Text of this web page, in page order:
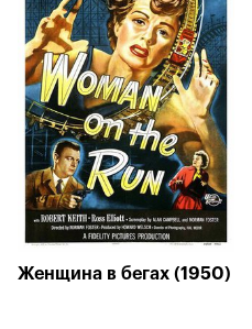
Женщина в бегах (1950)